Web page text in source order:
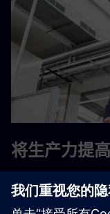
将生产力提
通过成为数字化企
润。